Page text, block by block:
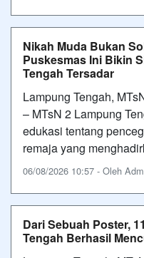
Nikah Muda Bukan
Puskesmas Ini Bikin
Tengah Tersadar
Lampung Tengah,
– MTsN 2 Lampung
edukasi tentang
remaja yang
06/08/2026 10:57 - Oleh
Dari Sebuah Poster,
Tengah Berhasil